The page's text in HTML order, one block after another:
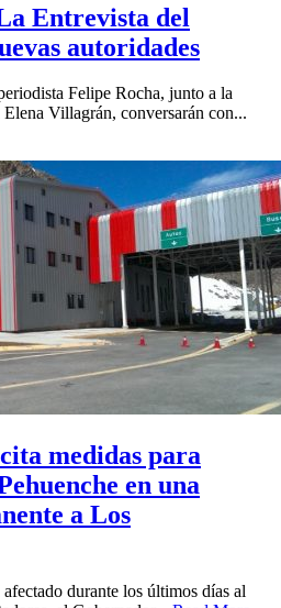
Entrevista del
autoridades
Felipe Rocha, junto a la
Villagrán, conversarán con...
medidas para
en una
a Los
durante los últimos días al